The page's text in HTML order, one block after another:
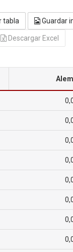
tabla Guardar
Descargar Excel